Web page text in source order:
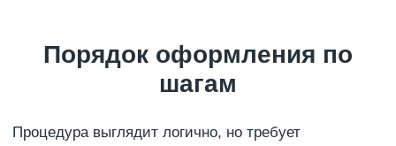
Порядок оформления по
шагам
Процедура выглядит логично, но требует